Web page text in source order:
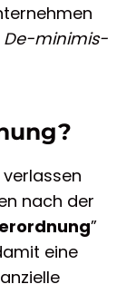
De-minimis-
nach der
”
eine